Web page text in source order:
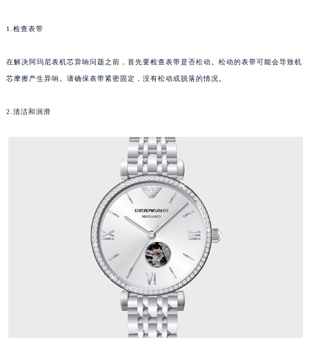
1.检查表带
在解决阿玛尼表机芯异响问题之前，首先要检查表带是否松动。松动的表带可能会导致机
芯摩擦产生异响。请确保表带紧密固定，没有松动或脱落的情况。
2.清洁和润滑